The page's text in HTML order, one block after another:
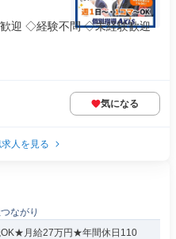
迎 ◇経験不問 ◇未経験歓迎
気になる
人を見る
ながり
OK★月給27万円★年間休日110